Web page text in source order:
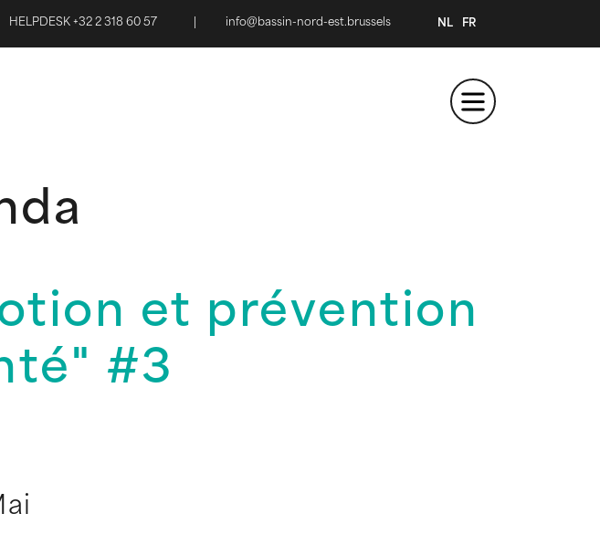
HELPDESK +32 2 318 60 57 info@bassin-nord-est.brussels NL FR
et prévention
#3